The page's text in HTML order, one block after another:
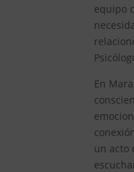
equipo
En
un acto